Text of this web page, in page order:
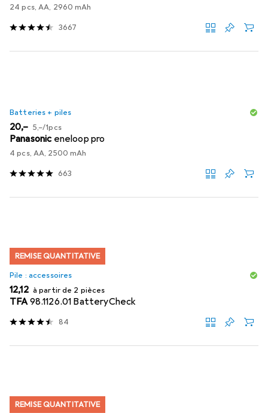
24 pcs, AA, 2960 mAh
3667
Batteries + piles
EUR
20,– EUR
5,–/1pcs
Panasonic eneloop pro
4 pcs, AA, 2500 mAh
663
REMISE QUANTITATIVE
Pile : accessoires
EUR
12,12 à partir de 2 pièces
TFA98.1126.01 BatteryCheck
84
REMISE QUANTITATIVE